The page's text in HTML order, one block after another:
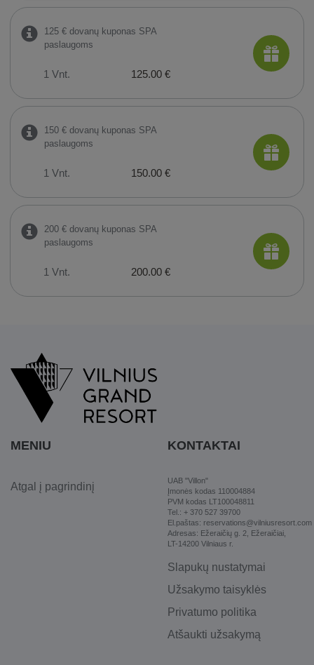
125 € dovanų kuponas SPA
paslaugoms
1 Vnt. 125.00 €
150 € dovanų kuponas SPA
paslaugoms
1 Vnt. 150.00 €
200 € dovanų kuponas SPA
paslaugoms
1 Vnt. 200.00 €
MENIU
Atgal į pagrindinį
KONTAKTAI
UAB "Villon"
Įmonės kodas 110004884
PVM kodas LT100048811
Tel.: + 370 527 39700
El.paštas: reservations@vilniusresort.com
Adresas: Ežeraičių g. 2, Ežeraičiai,
LT-14200 Vilniaus r.
Slapukų nustatymai
Užsakymo taisyklės
Privatumo politika
Atšaukti užsakymą